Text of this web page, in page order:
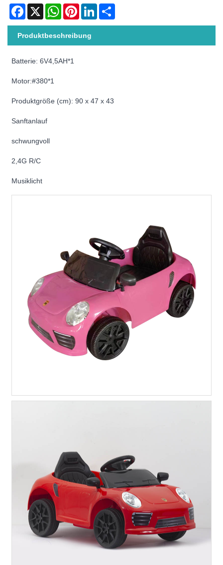
Facebook
X WhatsAppPinterestLinkedIn
Produktbeschreibung
Batterie: 6V4,5AH*1
Motor:#380*1
Produktgröße (cm): 90 x 47 x 43
Sanftanlauf
schwungvoll
2,4G R/C
Musiklicht